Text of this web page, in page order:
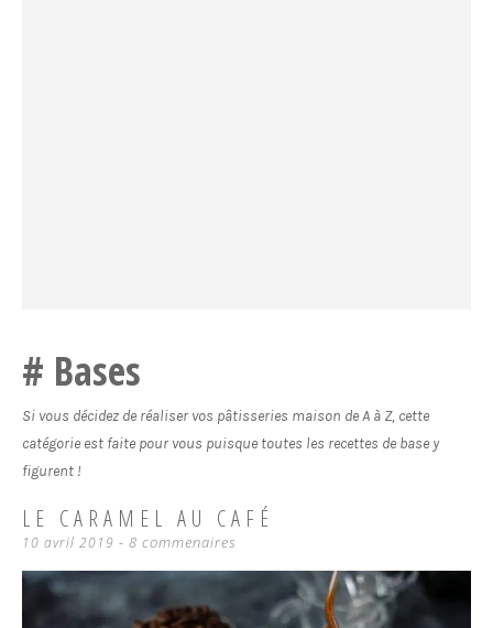
Bases
Si vous décidez de réaliser vos pâtisseries maison de A à Z, cette
catégorie est faite pour vous puisque toutes les recettes de base y
figurent !
LE CARAMEL AU CAFÉ
10 avril 2019 8 commenaires